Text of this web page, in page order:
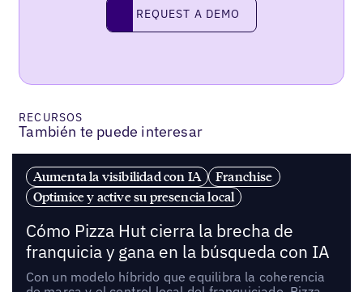
request a demo
REQUEST A DEMO
RECURSOS
También te puede interesar
Aumenta la visibilidad con IA
Franchise
Optimice y active su presencia local
Cómo Pizza Hut cierra la brecha de
franquicia y gana en la búsqueda con IA
Con un modelo híbrido que equilibra la coherencia